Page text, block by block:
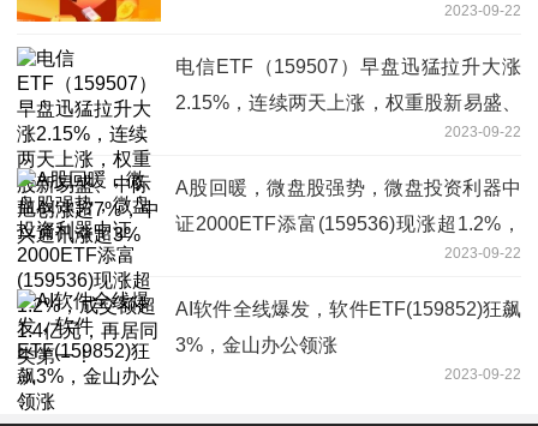
2023-09-22
电信ETF（159507）早盘迅猛拉升大涨
2.15%，连续两天上涨，权重股新易盛、
中际旭创涨超7%，中兴通讯涨超3%2023-09-22
A股回暖，微盘股强势，微盘投资利器中
证2000ETF添富(159536)现涨超1.2%，
成交额超1.4亿元，再居同类第一！2023-09-22
AI软件全线爆发，软件ETF(159852)狂飙
3%，金山办公领涨
2023-09-22